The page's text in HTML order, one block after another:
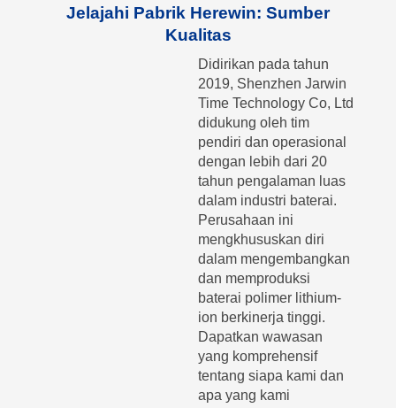
Jelajahi Pabrik Herewin: Sumber
Kualitas
Didirikan pada tahun
2019, Shenzhen Jarwin
Time Technology Co, Ltd
didukung oleh tim
pendiri dan operasional
dengan lebih dari 20
tahun pengalaman luas
dalam industri baterai.
Perusahaan ini
mengkhususkan diri
dalam mengembangkan
dan memproduksi
baterai polimer lithium-
ion berkinerja tinggi.
Dapatkan wawasan
yang komprehensif
tentang siapa kami dan
apa yang kami